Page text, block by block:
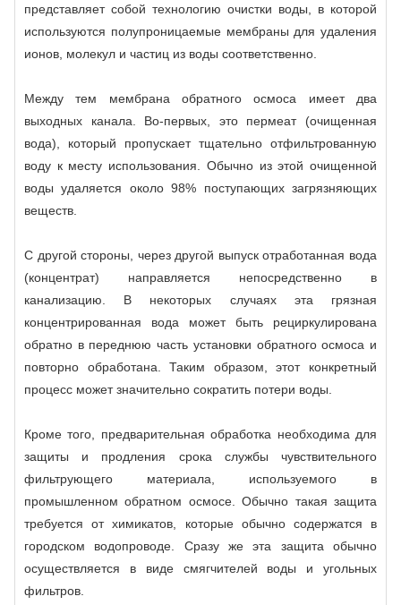
представляет собой технологию очистки воды, в которой
используются полупроницаемые мембраны для удаления
ионов, молекул и частиц из воды соответственно.
Между тем мембрана обратного осмоса имеет два
выходных канала. Во-первых, это пермеат (очищенная
вода), который пропускает тщательно отфильтрованную
воду к месту использования. Обычно из этой очищенной
воды удаляется около 98% поступающих загрязняющих
веществ.
С другой стороны, через другой выпуск отработанная вода
(концентрат) направляется непосредственно в
канализацию. В некоторых случаях эта грязная
концентрированная вода может быть рециркулирована
обратно в переднюю часть установки обратного осмоса и
повторно обработана. Таким образом, этот конкретный
процесс может значительно сократить потери воды.
Кроме того, предварительная обработка необходима для
защиты и продления срока службы чувствительного
фильтрующего материала, используемого в
промышленном обратном осмосе. Обычно такая защита
требуется от химикатов, которые обычно содержатся в
городском водопроводе. Сразу же эта защита обычно
осуществляется в виде смягчителей воды и угольных
фильтров.